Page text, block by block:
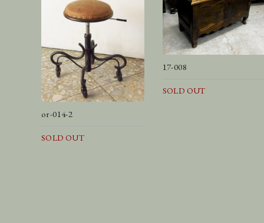
or-014-2
SOLD OUT
17-008
SOLD OUT